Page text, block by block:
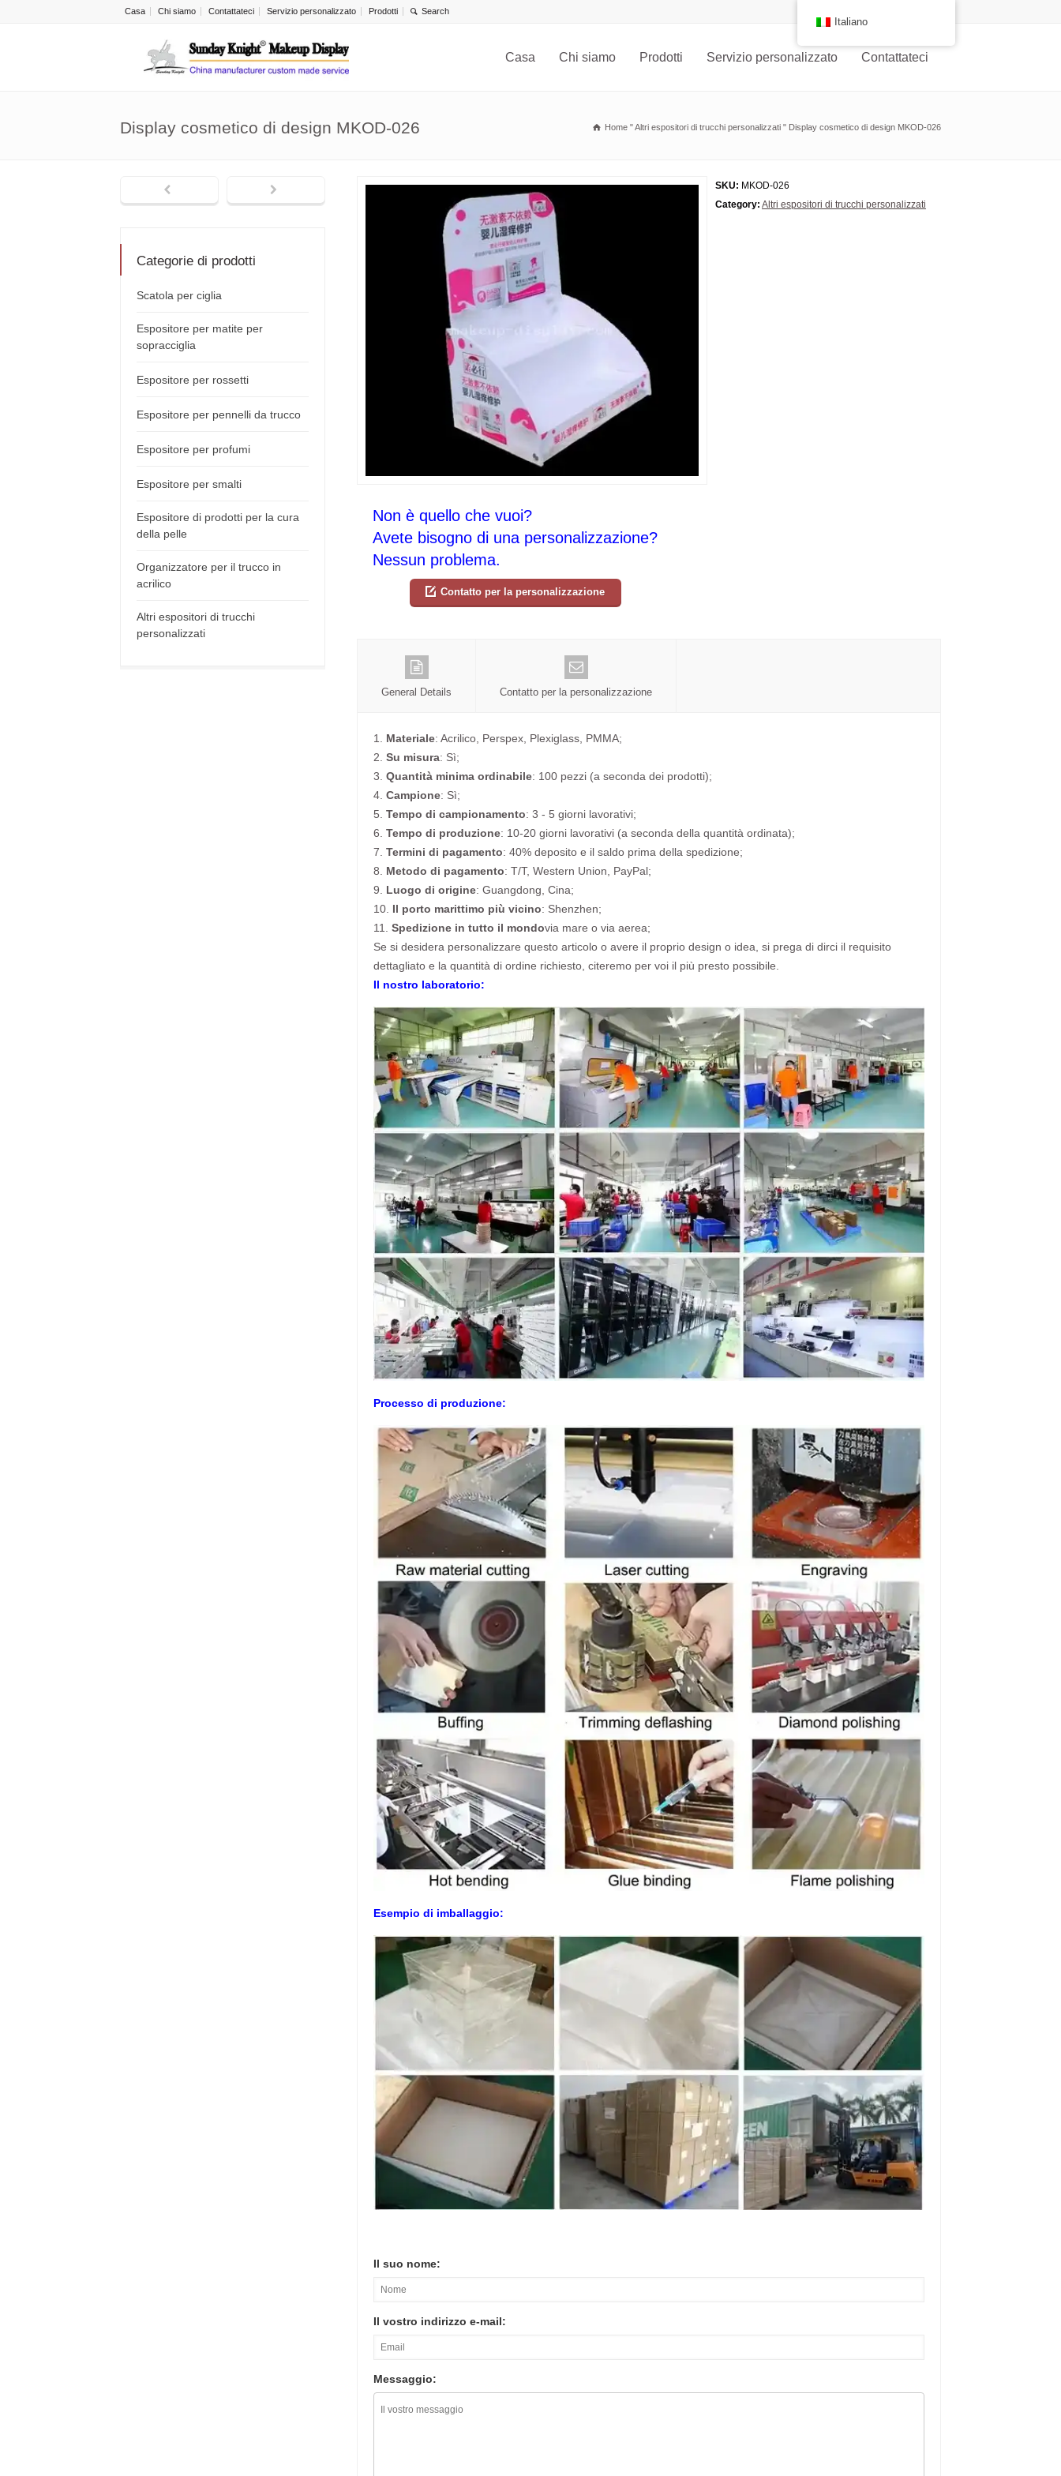
Casa Chi siamo Contattateci Servizio personalizzato Prodotti
Casa Chi siamo Prodotti Servizio personalizzato Contattateci
Display cosmetico di design MKOD-026 Home "Altri espositori di trucchi personalizzati " Display cosmetico di design MKOD-026
SKU: MKOD-026
Category: Altri espositori di trucchi personalizzati
Non è quello che vuoi?
Avete bisogno di una personalizzazione?
Nessun problema.
Contatto per la personalizzazione
General Details Contatto per la personalizzazione
1. Materiale: Acrilico, Perspex, Plexiglass, PMMA;
2. Su misura: Sì;
3. Quantità minima ordinabile: 100 pezzi (a seconda dei prodotti);
4. Campione: Sì;
5. Tempo di campionamento: 3 - 5 giorni lavorativi;
6. Tempo di produzione: 10-20 giorni lavorativi (a seconda della quantità ordinata);
7. Termini di pagamento: 40% deposito e il saldo prima della spedizione;
8. Metodo di pagamento: T/T, Western Union, PayPal;
9. Luogo di origine: Guangdong, Cina;
10. Il porto marittimo più vicino: Shenzhen;
11. Spedizione in tutto il mondovia mare o via aerea;
Se si desidera personalizzare questo articolo o avere il proprio design o idea, si prega di dirci il requisito
dettagliato e la quantità di ordine richiesto, citeremo per voi il più presto possibile.
Il nostro laboratorio:
Processo di produzione:
Esempio di imballaggio:
Il suo nome:
Il vostro indirizzo e-mail:
Messaggio:
Categorie di prodotti
Scatola per ciglia
Espositore per matite per
sopracciglia
Espositore per rossetti
Espositore per pennelli da trucco
Espositore per profumi
Espositore per smalti
Espositore di prodotti per la cura
della pelle
Organizzatore per il trucco in
acrilico
Altri espositori di trucchi
personalizzati
Italiano